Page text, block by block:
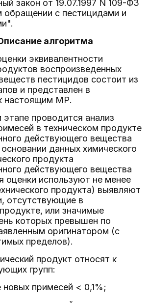
закон от 19.07.1997 N 109-ФЗ
обращении с пестицидами и
алгоритма
эквивалентности
воспроизведенных
пестицидов состоит из
и представлен в
настоящим МР.
проводится анализ
в техническом продукте
действующего вещества
данных химического
продукта
действующего вещества
оценки используют не менее
продукта) выявляют
отсутствующие в
или значимые
которых превышен по
оригинатором (с
пределов).
продукт относят к
групп:
примесей < 0,1%;